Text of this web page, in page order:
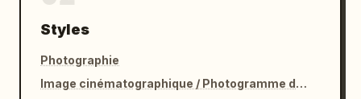
Styles
Photographie
Image cinématographique / Photogramme de film